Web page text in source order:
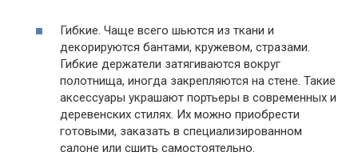
Гибкие. Чаще всего шьются из ткани и
декорируются бантами, кружевом, стразами.
Гибкие держатели затягиваются вокруг
полотнища, иногда закрепляются на стене. Такие
аксессуары украшают портьеры в современных и
деревенских стилях. Их можно приобрести
готовыми, заказать в специализированном
салоне или сшить самостоятельно.